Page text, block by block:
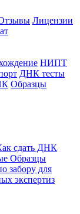
Лицензии
НИПТ
ДНК тесты
Образцы
сдать ДНК
Образцы
забору для
экспертиз